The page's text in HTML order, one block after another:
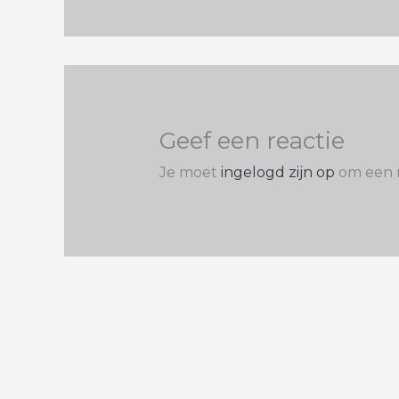
Geef een reactie
Je moet ingelogd zijn op om een